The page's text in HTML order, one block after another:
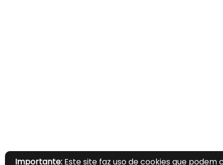
Importante: Este site faz uso de cookies que